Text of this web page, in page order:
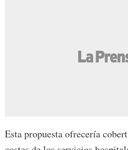
Esta propuesta ofrecería